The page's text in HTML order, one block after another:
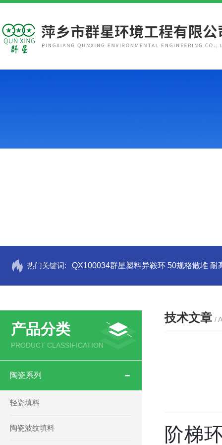
热门关键词: QX100034群星塑料异鞍环 50规格散堆 耐
产品分类
PRODUCT CLASSIFICATION
陶瓷系列
轻瓷填料
陶瓷波纹填料
技术文章 /
阶梯